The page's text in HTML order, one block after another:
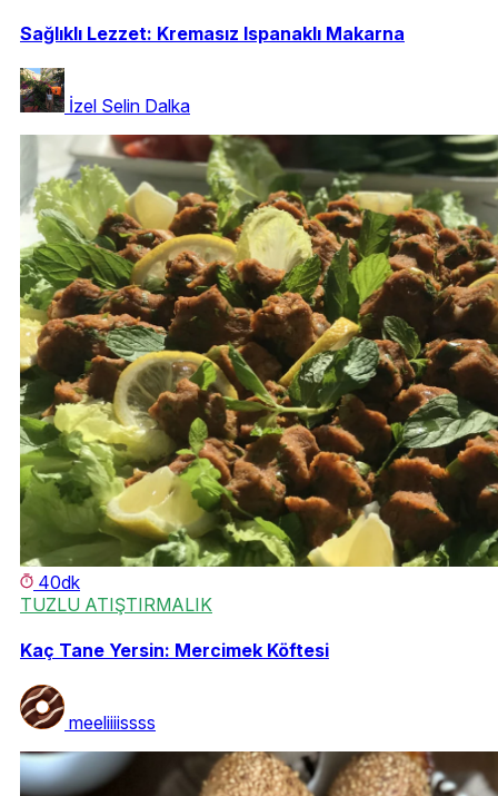
Sağlıklı Lezzet: Kremasız Ispanaklı Makarna
İzel Selin Dalka
40dk
TUZLU ATIŞTIRMALIK
Kaç Tane Yersin: Mercimek Köftesi
meeliiiissss